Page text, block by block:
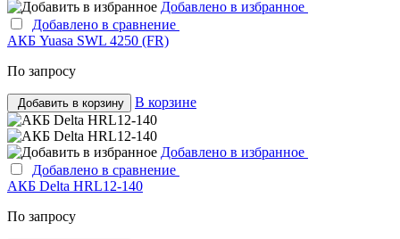
Добавлено в избранное
Добавлено в сравнение
АКБ Yuasa SWL 4250 (FR)
По запросу
Добавить в корзину В корзине
Добавлено в избранное
Добавлено в сравнение
АКБ Delta HRL12-140
По запросу